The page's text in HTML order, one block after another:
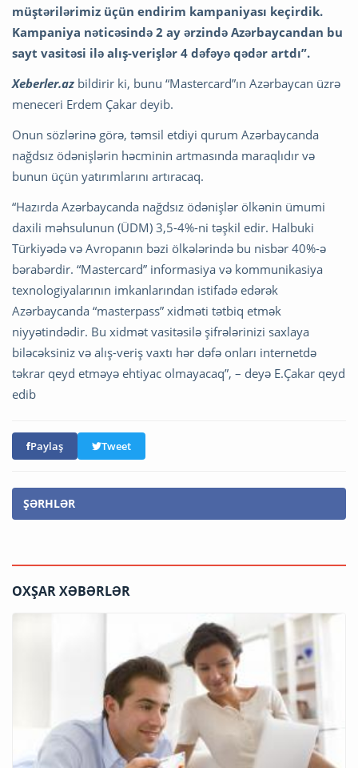
müştərilərimiz üçün endirim kampaniyası keçirdik.
Kampaniya nəticəsində 2 ay ərzində Azərbaycandan bu
sayt vasitəsi ilə alış-verişlər 4 dəfəyə qədər artdı”.
Xeberler.az bildirir ki, bunu “Mastercard”ın Azərbaycan üzrə
meneceri Erdem Çakar deyib.
Onun sözlərinə görə, təmsil etdiyi qurum Azərbaycanda
nağdsız ödənişlərin həcminin artmasında maraqlıdır və
bunun üçün yatırımlarını artıracaq.
“Hazırda Azərbaycanda nağdsız ödənişlər ölkənin ümumi
daxili məhsulunun (ÜDM) 3,5-4%-ni təşkil edir. Halbuki
Türkiyədə və Avropanın bəzi ölkələrində bu nisbər 40%-ə
bərabərdir. “Mastercard” informasiya və kommunikasiya
texnologiyalarının imkanlarından istifadə edərək
Azərbaycanda “masterpass” xidməti tətbiq etmək
niyyətindədir. Bu xidmət vasitəsilə şifrələrinizi saxlaya
biləcəksiniz və alış-veriş vaxtı hər dəfə onları internetdə
təkrar qeyd etməyə ehtiyac olmayacaq”, – deyə E.Çakar qeyd
edib
Paylaş Tweet
ŞƏRHLƏR
OXŞAR XƏBƏRLƏR